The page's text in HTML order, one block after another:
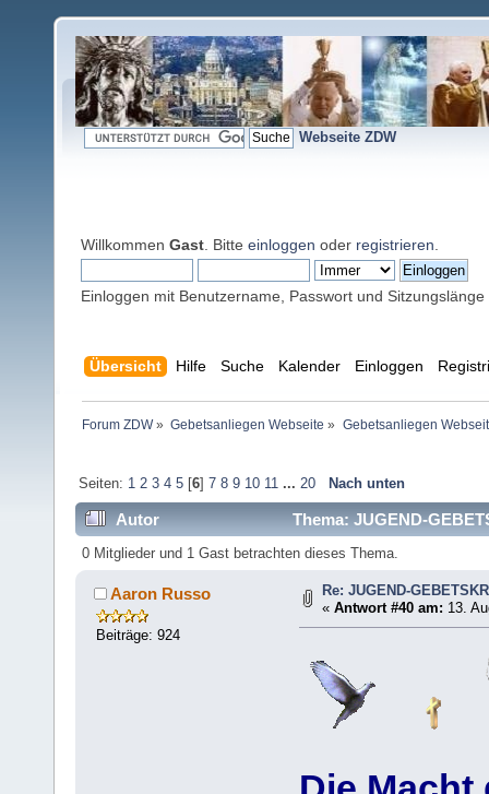
Webseite ZDW
Willkommen Gast . Bitte einloggen oder registrieren
Einloggen mit Benutzername, Passwort und Sitzungslänge
Übersicht Hilfe Suche Kalender Einloggen
Forum ZDW» Gebetsanliegen Webseite » Gebetsanliegen
Seiten: 1 2 3 4 5[6] 7 8 9 10 11 ... 20 Nach unten
Autor Thema: JUGEND-
0 Mitglieder und 1 Gast betrachten dieses Thema.
Aaron Russo
Beiträge: 924
Re: JUGEND-
«Antwort #40 am: 13.